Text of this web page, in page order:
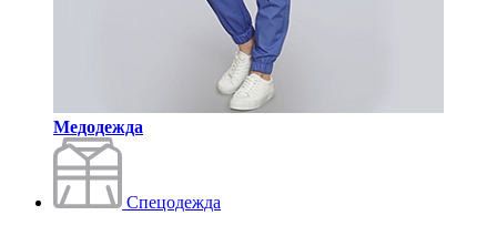
Медодежда
Спецодежда